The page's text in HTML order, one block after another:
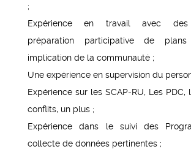
;
Expérience en travail avec des
préparation participative de
implication de la communauté ;
Une expérience en supervision du
Expérience sur les SCAP-RU, Les PDC,
conflits, un plus ;
Expérience dans le suivi des
collecte de données pertinentes ;